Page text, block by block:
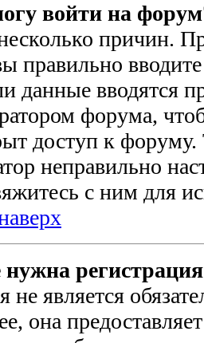
войти на
причин.
правильно
данные вводятся
форума,
доступ к
неправильно
с ним для
не является
она